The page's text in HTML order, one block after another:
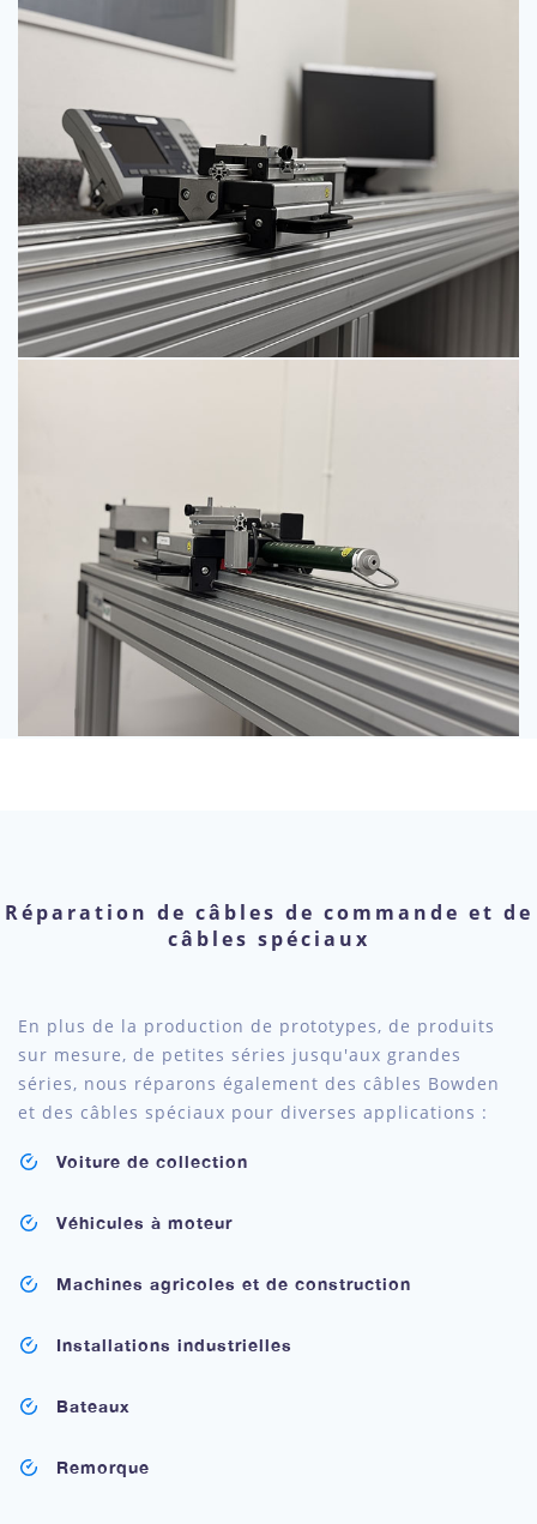
Réparation de câbles de commande et de
câbles spéciaux
En plus de la production de prototypes, de produits
sur mesure, de petites séries jusqu'aux grandes
séries, nous réparons également des câbles Bowden
et des câbles spéciaux pour diverses applications :
Voiture de collection
Véhicules à moteur
Machines agricoles et de construction
Installations industrielles
Bateaux
Remorque